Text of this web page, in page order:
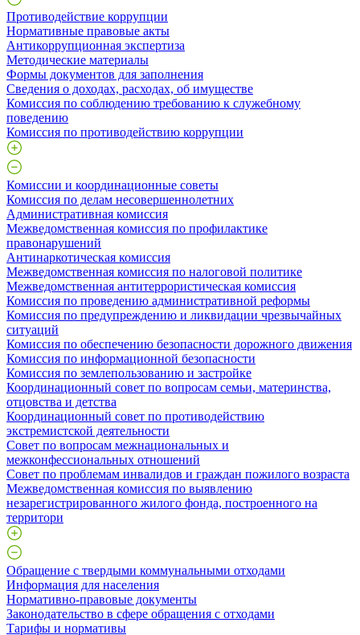
Противодействие коррупции
Нормативные правовые акты
Антикоррупционная экспертиза
Методические материалы
Формы документов для заполнения
Сведения о доходах, расходах, об имуществе
Комиссия по соблюдению требованию к служебному
поведению
Комиссия по противодействию коррупции
Комиссии и координационные советы
Комиссия по делам несовершеннолетних
Административная комиссия
Межведомственная комиссия по профилактике
правонарушений
Антинаркотическая комиссия
Межведомственная комиссия по налоговой политике
Межведомственная антитеррористическая комиссия
Комиссия по проведению административной реформы
Комиссия по предупреждению и ликвидации чрезвычайных
ситуаций
Комиссия по обеспечению безопасности дорожного движения
Комиссия по информационной безопасности
Комиссия по землепользованию и застройке
Координационный совет по вопросам семьи, материнства,
отцовства и детства
Координационный совет по противодействию
экстремистской деятельности
Совет по вопросам межнациональных и
межконфессиональных отношений
Совет по проблемам инвалидов и граждан пожилого возраста
Межведомственная комиссия по выявлению
незарегистрированного жилого фонда, построенного на
территори
Обращение с твердыми коммунальными отходами
Информация для населения
Нормативно-правовые документы
Законодательство в сфере обращения с отходами
Тарифы и нормативы